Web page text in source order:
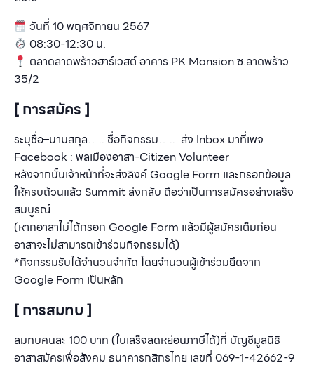
วันที่ 10 พฤศจิกายน 2567
08:30-12:30 น.
ตลาดลาดพร้าวฮาร์เวสต์ อาคาร PK Mansion ซ.ลาดพร้าว
35/2
[ การสมัคร ]
ระบุชื่อ–นามสกุล….. ชื่อกิจกรรม….. ส่ง Inbox มาที่เพจ
Facebook : พลเมืองอาสา-Citizen Volunteer
หลังจากนั้นเจ้าหน้าที่จะส่งลิงค์ Google Form และกรอกข้อมูล
ให้ครบถ้วนแล้ว Summit ส่งกลับ ถือว่าเป็นการสมัครอย่างเสร็จ
สมบูรณ์
(หากอาสาไม่ได้กรอก Google Form แล้วมีผู้สมัครเต็มก่อน
อาสาจะไม่สามารถเข้าร่วมกิจกรรมได้)
*กิจกรรมรับได้จำนวนจำกัด โดยจำนวนผู้เข้าร่วมยึดจาก
Google Form เป็นหลัก
[ การสมทบ ]
สมทบคนละ 100 บาท (ใบเสร็จลดหย่อนภาษีได้)ที่ บัญชีมูลนิธิ
อาสาสมัครเพื่อสังคม ธนาคารกสิกรไทย เลขที่ 069-1-42662-9